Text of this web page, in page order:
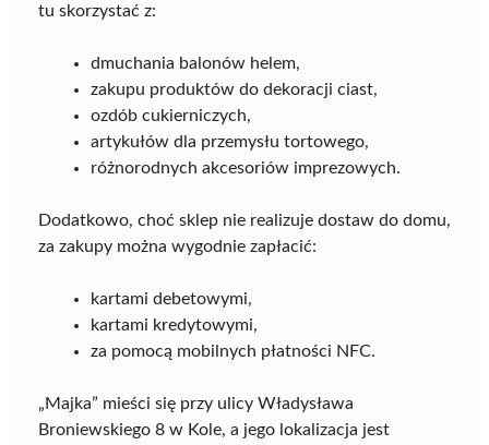
tu skorzystać z:
dmuchania balonów helem,
zakupu produktów do dekoracji ciast,
ozdób cukierniczych,
artykułów dla przemysłu tortowego,
różnorodnych akcesoriów imprezowych.
Dodatkowo, choć sklep nie realizuje dostaw do domu,
za zakupy można wygodnie zapłacić:
kartami debetowymi,
kartami kredytowymi,
za pomocą mobilnych płatności NFC.
„Majka” mieści się przy ulicy Władysława
Broniewskiego 8 w Kole, a jego lokalizacja jest